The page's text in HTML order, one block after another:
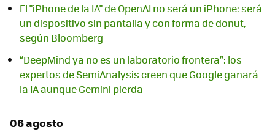
El "iPhone de la IA" de OpenAI no será un iPhone: será
un dispositivo sin pantalla y con forma de donut,
según Bloomberg
“DeepMind ya no es un laboratorio frontera”: los
expertos de SemiAnalysis creen que Google ganará
la IA aunque Gemini pierda
06 agosto